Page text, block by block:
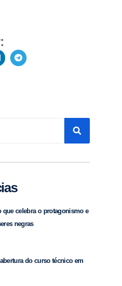
que celebra o protagonismo e
negras
do curso técnico em